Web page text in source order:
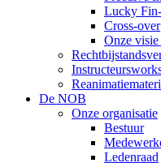
Lucky
Cross-over
Onze
De NOB
Onze organisatie
Bestuur
Ledenraad